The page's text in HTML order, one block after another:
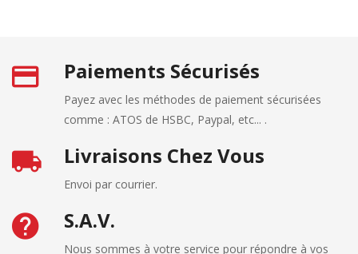
Paiements Sécurisés
Payez avec les méthodes de paiement sécurisées
comme : ATOS de HSBC, Paypal, etc... .
Livraisons Chez Vous
Envoi par courrier.
S.A.V.
Nous sommes à votre service pour répondre à vos